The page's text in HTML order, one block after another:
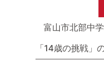
富山市北部中
「14歳の挑戦」